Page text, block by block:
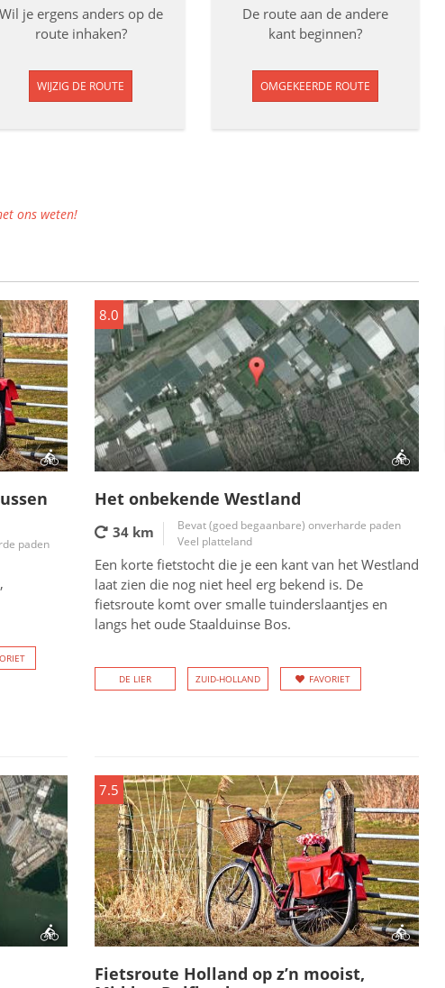
Wil je ergens anders op de
route inhaken?
WIJZIG DE ROUTE
De route aan de andere
kant beginnen?
OMGEKEERDE ROUTE
ons weten!
paden
8.0
Het onbekende Westland
34 km
Bevat (goed begaanbare) onverharde paden
Veel platteland
Een korte fietstocht die je een kant van het Westland
laat zien die nog niet heel erg bekend is. De
fietsroute komt over smalle tuinderslaantjes en
langs het oude Staalduinse Bos.
DE LIER ZUID-HOLLAND FAVORIET
7.5
Fietsroute Holland op z’n mooist,